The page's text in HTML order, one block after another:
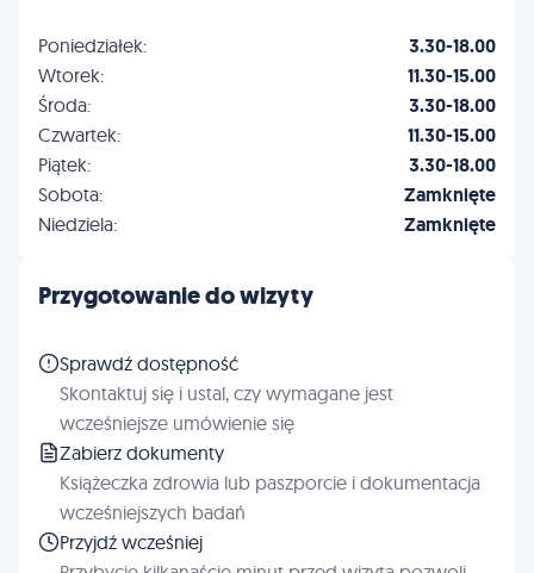
Poniedziałek: 3.30-18.00
Wtorek: 11.30-15.00
Środa: 3.30-18.00
Czwartek: 11.30-15.00
Piątek: 3.30-18.00
Sobota: Zamknięte
Niedziela: Zamknięte
Przygotowanie do wizyty
Sprawdź dostępność
Skontaktuj się i ustal, czy wymagane jest
wcześniejsze umówienie się
Zabierz dokumenty
Książeczka zdrowia lub paszporcie i dokumentacja
wcześniejszych badań
Przyjdź wcześniej